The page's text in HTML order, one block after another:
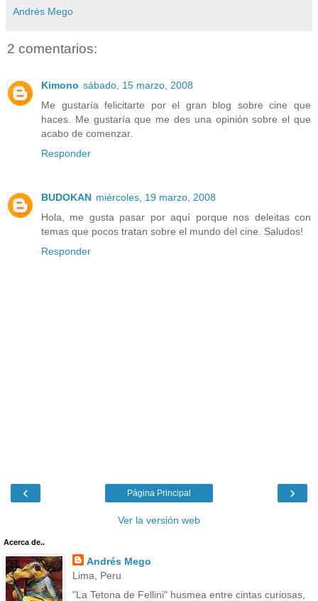
Andrés Mego
2 comentarios:
Kimono sábado, 15 marzo, 2008
Me gustaría felicitarte por el gran blog sobre cine que
haces. Me gustaría que me des una opinión sobre el que
acabo de comenzar.
Responder
BUDOKAN miércoles, 19 marzo, 2008
Hola, me gusta pasar por aquí porque nos deleitas con
temas que pocos tratan sobre el mundo del cine. Saludos!
Responder
‹ ›
Página Principal
Ver la versión web
Acerca de..
Andrés Mego
Lima, Peru
"La Tetona de Fellini" husmea entre cintas curiosas,